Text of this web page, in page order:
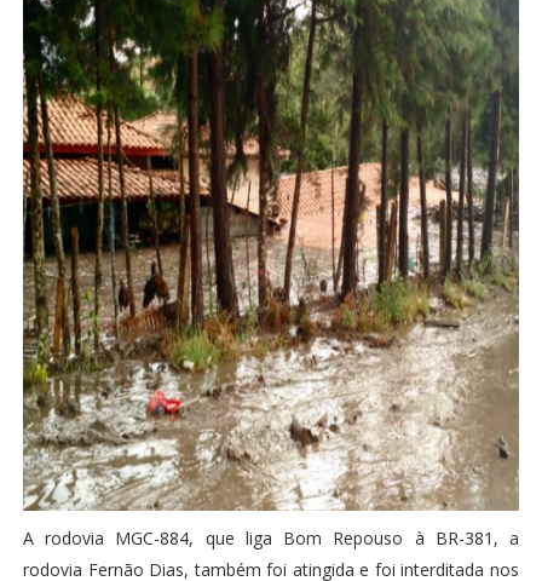
A rodovia MGC-884, que liga Bom Repouso à BR-381, a
rodovia Fernão Dias, também foi atingida e foi interditada nos